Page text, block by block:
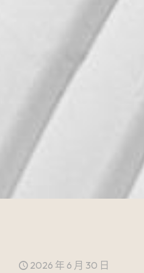
2026 年 6 月 30 日